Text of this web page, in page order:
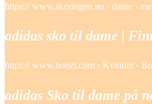
https:// www.skoringen.no › dame ›
adidas sko til dame |
https:// www.boozt.com › Kvinner ›
adidas Sko til dame på